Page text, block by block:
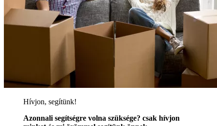
Hívjon, segítünk!
Azonnali segítségre volna szüksége? csak hívjon